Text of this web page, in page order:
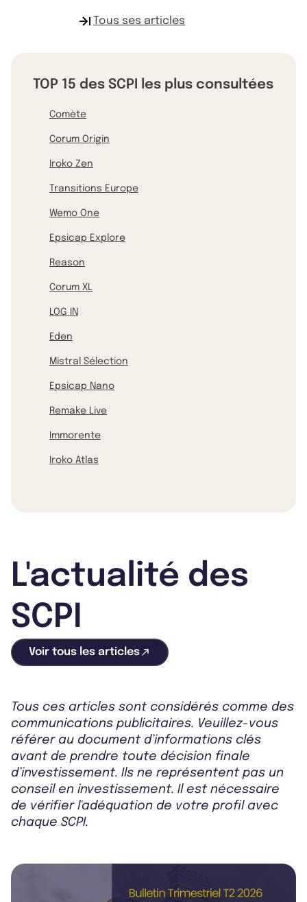
Tous ses articles
TOP 15 des SCPI les plus consultées
Comète
Corum Origin
Iroko Zen
Transitions Europe
Wemo One
Epsicap Explore
Reason
Corum XL
LOG IN
Eden
Mistral Sélection
Epsicap Nano
Remake Live
Immorente
Iroko Atlas
L'actualité des
SCPI
Voir tous les articles
Tous ces articles sont considérés comme des
communications publicitaires. Veuillez-vous
référer au document d’informations clés
avant de prendre toute décision finale
d’investissement. Ils ne représentent pas un
conseil en investissement. Il est nécessaire
de vérifier l'adéquation de votre profil avec
chaque SCPI.